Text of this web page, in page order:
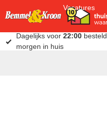
Vacatures
Dagelijks voor22:00 besteld,
morgen in huis